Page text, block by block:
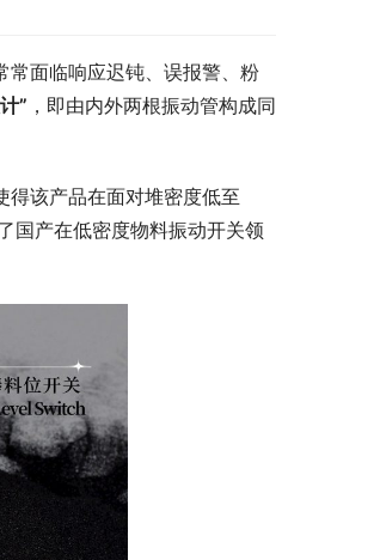
面临响应迟钝、误报警、粉
” ，即由内外两根振动管构成同
该产品在面对堆密度低至
国产在低密度物料振动开关领